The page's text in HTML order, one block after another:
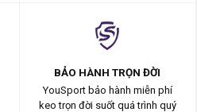
BẢO HÀNH TRỌN ĐỜI
YouSport bảo hành miễn phí
keo trọn đời suốt quá trình quý